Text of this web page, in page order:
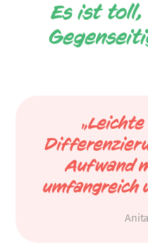
Es ist toll,
Aufwand
umfangreich